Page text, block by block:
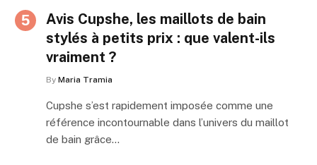
Avis Cupshe, les maillots de bain
stylés à petits prix : que valent-ils
vraiment ?
By Maria Tramia
Cupshe s’est rapidement imposée comme une
référence incontournable dans l’univers du maillot
de bain grâce…